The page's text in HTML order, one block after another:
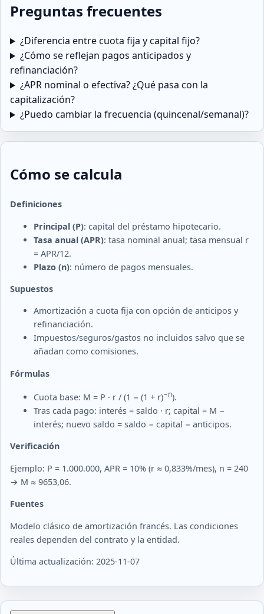
Preguntas frecuentes
¿Diferencia entre cuota fija y capital fijo?
¿Cómo se reflejan pagos anticipados y
refinanciación?
¿APR nominal o efectiva? ¿Qué pasa con la
capitalización?
¿Puedo cambiar la frecuencia (quincenal/semanal)?
Cómo se calcula
Definiciones
Principal (P): capital del préstamo hipotecario.
Tasa anual (APR): tasa nominal anual; tasa mensual r
= APR/12.
Plazo (n): número de pagos mensuales.
Supuestos
Amortización a cuota fija con opción de anticipos y
refinanciación.
Impuestos/seguros/gastos no incluidos salvo que se
añadan como comisiones.
Fórmulas
Cuota base: M = P · r / (1 − (1 + r)−n).
Tras cada pago: interés = saldo · r; capital = M −
interés; nuevo saldo = saldo − capital − anticipos.
Verificación
Ejemplo: P = 1.000.000, APR = 10% (r ≈ 0,833%/mes), n = 240
→ M ≈ 9653,06.
Fuentes
Modelo clásico de amortización francés. Las condiciones
reales dependen del contrato y la entidad.
Última actualización: 2025-11-07